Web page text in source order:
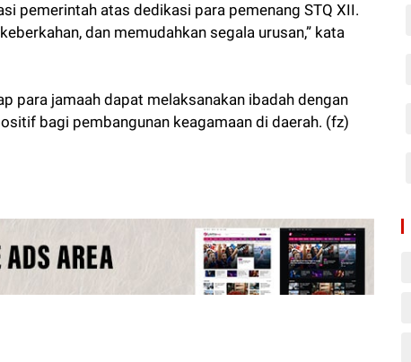
pemerintah atas dedikasi para pemenang STQ XII.
dan memudahkan segala urusan,” kata
para jamaah dapat melaksanakan ibadah dengan
bagi pembangunan keagamaan di daerah. (fz)